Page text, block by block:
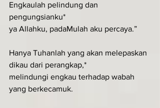
Engkaulah pelindung dan
pengungsianku*
ya Allahku, padaMulah aku percaya.”
Hanya Tuhanlah yang akan melepaskan
dikau dari perangkap,*
melindungi engkau terhadap wabah
yang berkecamuk.